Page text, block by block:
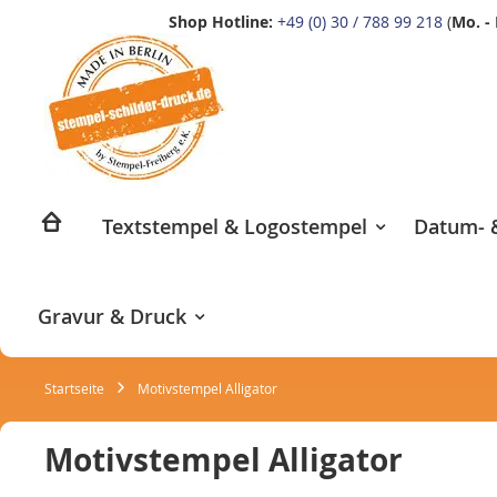
Shop Hotline: +49 (0) 30 / 788 99 218 (Mo. -
springen
Textstempel & Logostempel Datum-
Gravur & Druck
Startseite Motivstempel Alligator
Motivstempel Alligator